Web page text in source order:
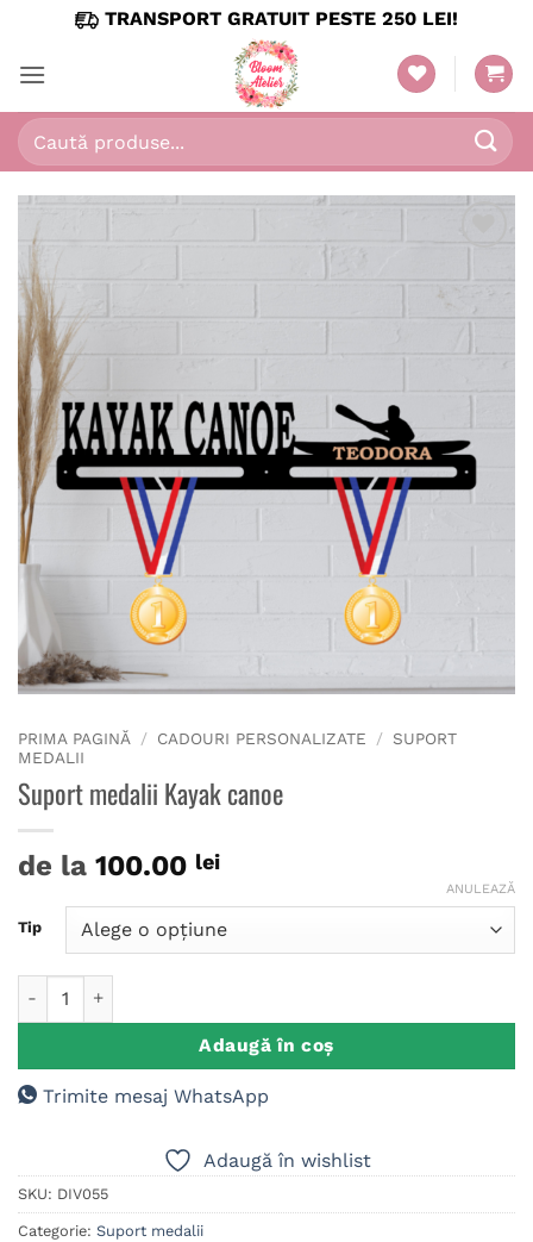
content
TRANSPORT GRATUIT PESTE 250 LEI!
Caută
după:
Adaugă
în
PRIMA PAGINĂ / CADOURI PERSONALIZATE / SUPORT
MEDALII
Suport medalii Kayak canoe
de la 100.00 lei
Tip
ANULEAZĂ
Adaugă în coș
Trimite mesaj WhatsApp
Adaugă în wishlist
SKU: DIV055
Categorie: Suport medalii